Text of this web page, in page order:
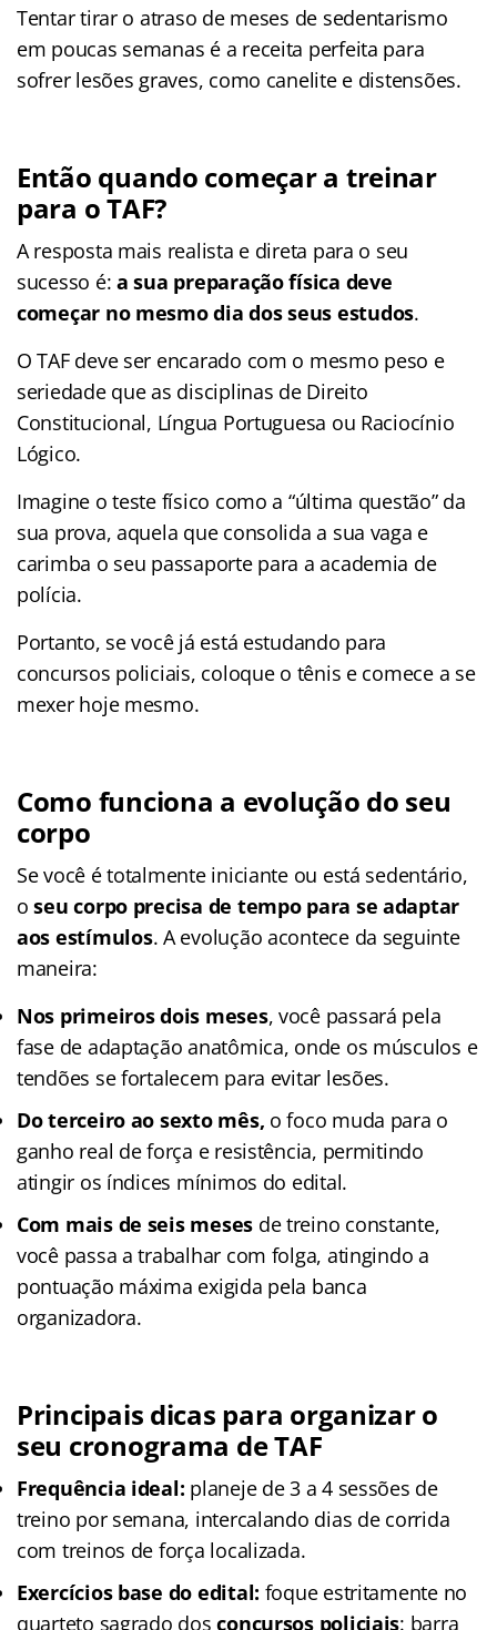
Tentar tirar o atraso de meses de sedentarismo
em poucas semanas é a receita perfeita para
sofrer lesões graves, como canelite e distensões.
Então quando começar a treinar
para o TAF?
A resposta mais realista e direta para o seu
sucesso é:a sua preparação física deve
começar no mesmo dia dos seus estudos.
O TAF deve ser encarado com o mesmo peso e
seriedade que as disciplinas de Direito
Constitucional, Língua Portuguesa ou Raciocínio
Lógico.
Imagine o teste físico como a “última questão” da
sua prova, aquela que consolida a sua vaga e
carimba o seu passaporte para a academia de
polícia.
Portanto, se você já está estudando para
concursos policiais, coloque o tênis e comece a se
mexer hoje mesmo.
Como funciona a evolução do seu
corpo
Se você é totalmente iniciante ou está sedentário,
oseu corpo precisa de tempo para se adaptar
aos estímulos. A evolução acontece da seguinte
maneira:
Nos primeiros dois meses, você passará pela
fase de adaptação anatômica, onde os músculos e
tendões se fortalecem para evitar lesões.
Do terceiro ao sexto mês, o foco muda para o
ganho real de força e resistência, permitindo
atingir os índices mínimos do edital.
Com mais de seis meses de treino constante,
você passa a trabalhar com folga, atingindo a
pontuação máxima exigida pela banca
organizadora.
Principais dicas para organizar o
seu cronograma de TAF
Frequência ideal: planeje de 3 a 4 sessões de
treino por semana, intercalando dias de corrida
com treinos de força localizada.
Exercícios base do edital: foque estritamente no
quarteto sagrado dosconcursos policiais: barra